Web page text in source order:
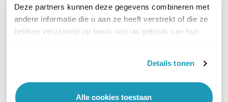
Deze partners kunnen deze gegevens combineren met
andere informatie die u aan ze heeft verstrekt of die ze
hebben verzameld op basis van uw gebruik van hun
Details tonen
Alle cookies toestaan
WIL JIJ ADVIES OP MAAT?
Vraag het onze experts!
E-mail